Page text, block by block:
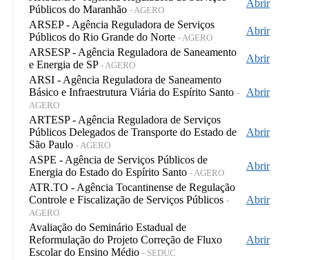
Públicos do Maranhão - AGERO
Abrir
ARSEP - Agência Reguladora de Serviços
Públicos do Rio Grande do Norte - AGERO
Abrir
ARSESP - Agência Reguladora de Saneamento
e Energia de SP - AGERO
Abrir
ARSI - Agência Reguladora de Saneamento
Básico e Infraestrutura Viária do Espírito Santo -
AGERO
Abrir
ARTESP - Agência Reguladora de Serviços
Públicos Delegados de Transporte do Estado de
São Paulo - AGERO
Abrir
ASPE - Agência de Serviços Públicos de
Energia do Estado do Espírito Santo - AGERO
Abrir
ATR.TO - Agência Tocantinense de Regulação
Controle e Fiscalização de Serviços Públicos -
AGERO
Abrir
Avaliação do Seminário Estadual de
Reformulação do Projeto Correção de Fluxo
Escolar do Ensino Médio - SEDUC
Abrir